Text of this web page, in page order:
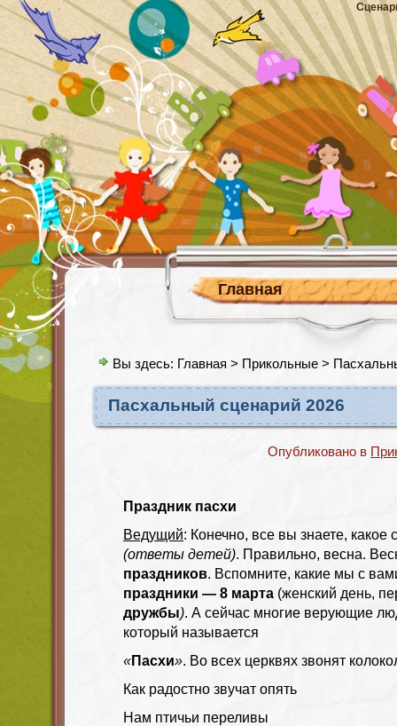
Главная
Вы здесь: Главная > Прикольные >
Пасхальный сценарий 2026
Опубликовано в
Праздник пасхи
Ведущий: Конечно, все вы знаете, какое
(ответы детей). Правильно, весна.
праздников. Вспомните, какие мы с
праздники — 8 марта (женский день,
дружбы). А сейчас многие верующие
который называется
«Пасхи». Во всех церквях звонят
Как радостно звучат опять
Нам птичьи переливы